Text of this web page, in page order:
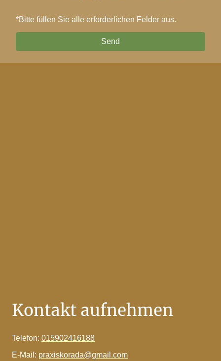
*Bitte füllen Sie alle erforderlichen Felder aus.
Send
Kontakt aufnehmen
Telefon: 015902416188
E-Mail: praxiskorada@gmail.com